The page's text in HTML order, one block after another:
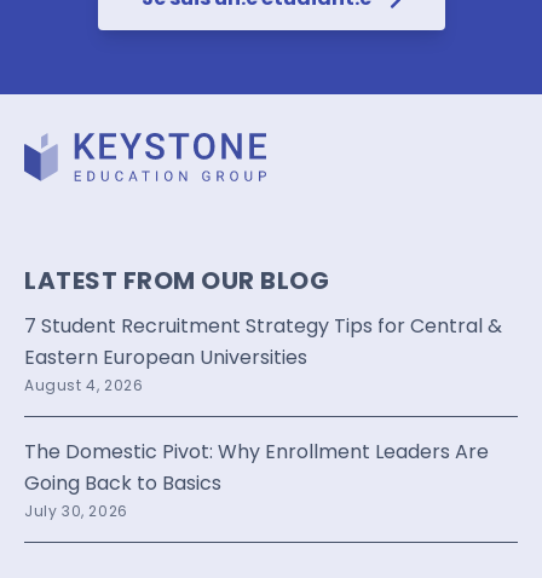
LATEST FROM OUR BLOG
7 Student Recruitment Strategy Tips for Central &
Eastern European Universities
August 4, 2026
The Domestic Pivot: Why Enrollment Leaders Are
Going Back to Basics
July 30, 2026